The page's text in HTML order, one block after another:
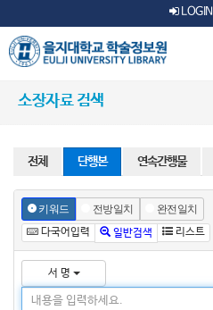
LOGIN
소장자료 검색
전체 단행본 연속간행물
키워드 전방일치 완전일치
다국어입력 일반검색 리스트
서 명